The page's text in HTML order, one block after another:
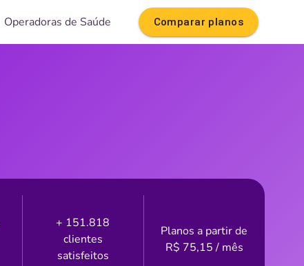
Operadoras de Saúde Comparar planos
+ 151.818
clientes
satisfeitos
Planos a partir de
R$ 75,15/ mês